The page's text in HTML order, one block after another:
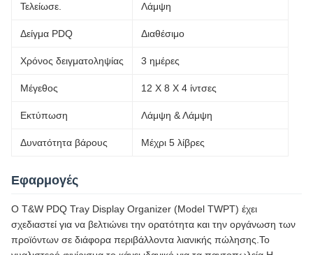
Τελείωσε. Λάμψη
Δείγμα PDQ Διαθέσιμο
Χρόνος δειγματοληψίας 3 ημέρες
Μέγεθος 12 X 8 X 4 ίντσες
Εκτύπωση Λάμψη & Λάμψη
Δυνατότητα βάρους Μέχρι 5 λίβρες
Εφαρμογές
Ο T&W PDQ Tray Display Organizer (Model TWPT) έχει
σχεδιαστεί για να βελτιώνει την ορατότητα και την οργάνωση των
προϊόντων σε διάφορα περιβάλλοντα λιανικής πώλησης.Το